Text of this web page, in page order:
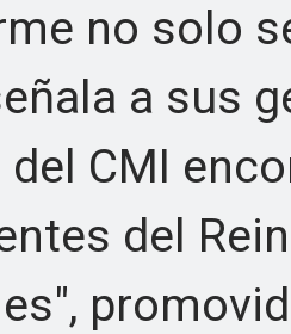
no solo
a sus
CMI
del